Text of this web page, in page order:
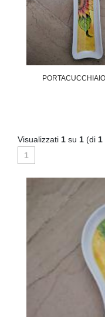
Visualizzati 1 su 1 (di 1
1